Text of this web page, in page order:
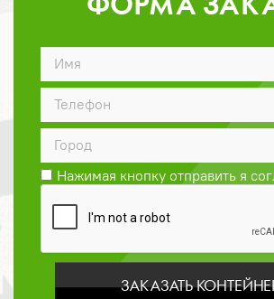
Нажимая кнопку отправить я
согласие на обработку
ЗАКАЗАТЬ